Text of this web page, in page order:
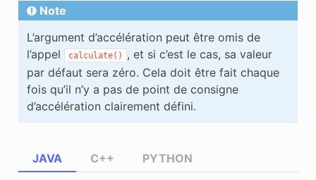
Note
L’argument d’accélération peut être omis de
l’appel
calculate()
, et si c’est le cas, sa valeur
par défaut sera zéro. Cela doit être fait chaque
fois qu’il n’y a pas de point de consigne
d’accélération clairement défini.
JAVA C++ PYTHON